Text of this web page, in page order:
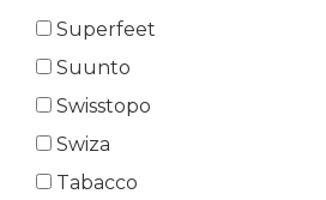
Superfeet
Suunto
Swisstopo
Swiza
Tabacco